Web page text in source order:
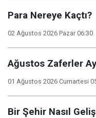
Para Nereye Kaçtı?
02 Ağustos 2026 Pazar 06:30
Ağustos Zaferler
01 Ağustos 2026 Cumartesi
Bir Şehir Nasıl